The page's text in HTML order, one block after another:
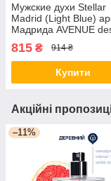
Мужские духи Stellar
Madrid (Light Blue)
Мадрида AVENUE
815 ₴ 914 ₴
Купити
Акційні
–11%